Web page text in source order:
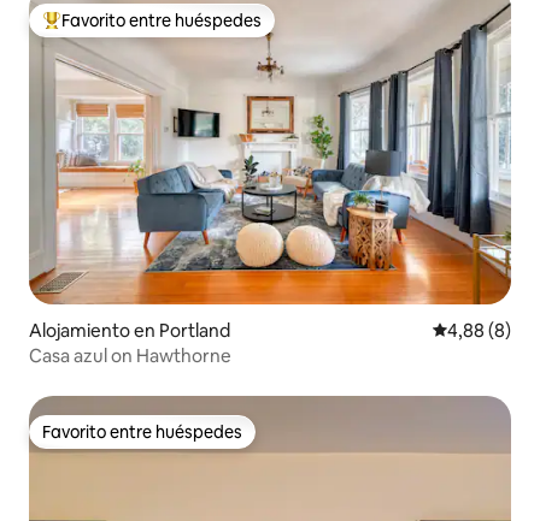
Favorito entre los huéspedes más destacados
Favorito entre huéspedes
Alojamiento en Portland Calificación
4,88 (8)
Casa azul on Hawthorne
Favorito entre huéspedes
Favorito entre huéspedes